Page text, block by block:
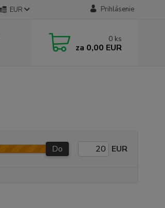
EUR Prihlásenie
0 ks
za 0,00 EUR
Do EUR